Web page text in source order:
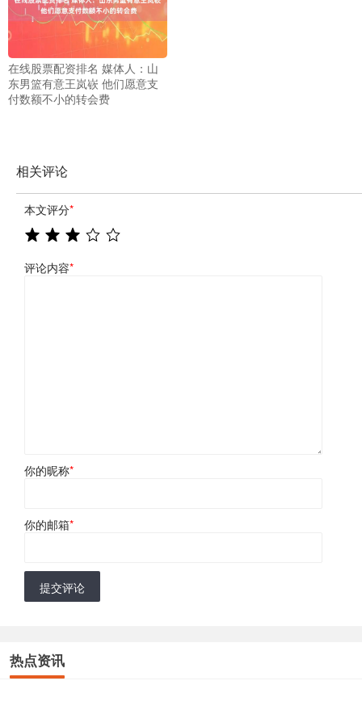
在线股票配资排名 媒体人：山
东男篮有意王岚嵚 他们愿意支
付数额不小的转会费
相关评论
本文评分*
评论内容*
你的昵称*
你的邮箱*
提交评论
热点资讯